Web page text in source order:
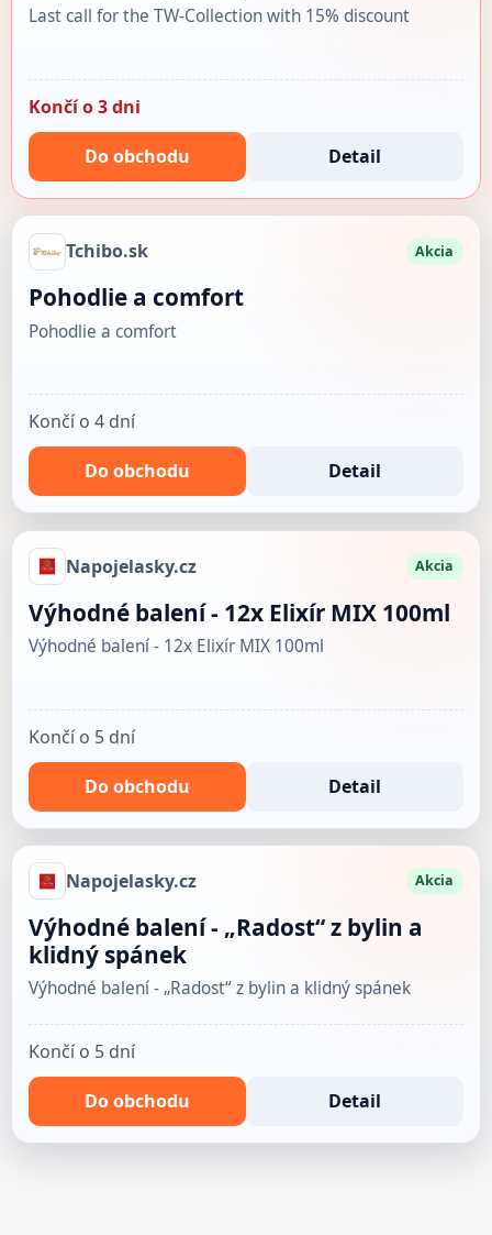
Last call for the TW-Collection with 15% discount
Končí o 3 dni
Do obchodu Detail
Tchibo.sk Akcia
Pohodlie a comfort
Pohodlie a comfort
Končí o 4 dní
Do obchodu Detail
Napojelasky.cz Akcia
Výhodné balení - 12x Elixír MIX 100ml
Výhodné balení - 12x Elixír MIX 100ml
Končí o 5 dní
Do obchodu Detail
Napojelasky.cz Akcia
Výhodné balení - „Radost“ z bylin a
klidný spánek
Výhodné balení - „Radost“ z bylin a klidný spánek
Končí o 5 dní
Do obchodu Detail